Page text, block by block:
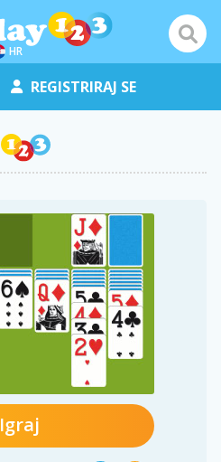
HR
REGISTRIRAJ SE
Igraj